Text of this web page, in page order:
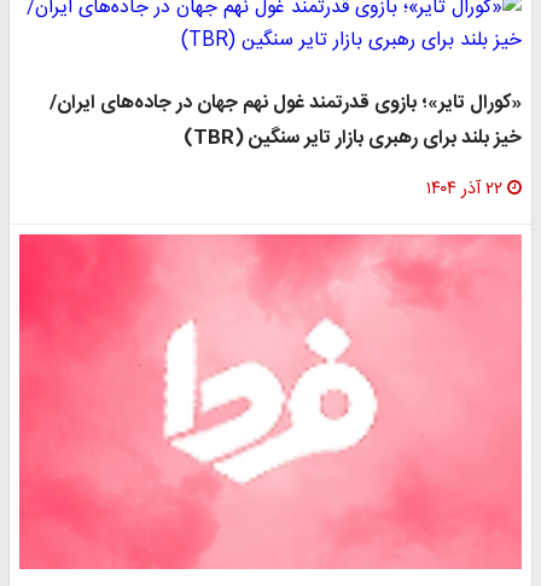
«کورال تایر»؛ بازوی قدرتمند غول نهم جهان در جاده‌های ایران/
خیز بلند برای رهبری بازار تایر سنگین (TBR)
۲۲ آذر ۱۴۰۴